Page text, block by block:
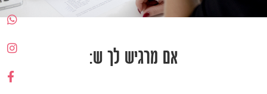
אם מרגיש לך ש: